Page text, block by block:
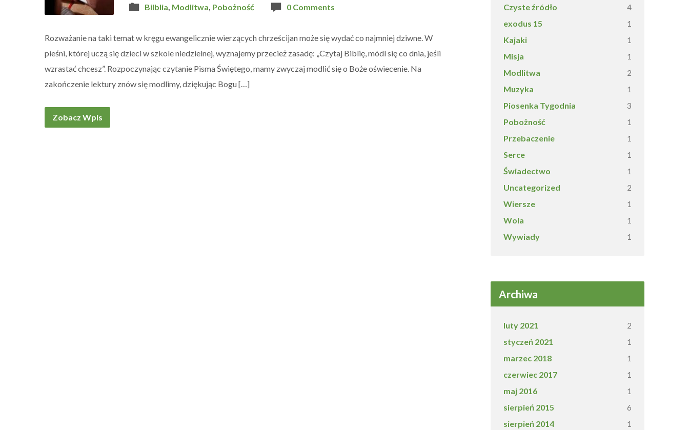
Bilblia, Modlitwa, Pobożność 0 Comments
Rozważanie na taki temat w kręgu ewangelicznie wierzących chrześcijan może się wydać co najmniej dziwne. W
pieśni, której uczą się dzieci w szkole niedzielnej, wyznajemy przecież zasadę: „Czytaj Biblię, módl się co dnia, jeśli
wzrastać chcesz”. Rozpoczynając czytanie Pisma Świętego, mamy zwyczaj modlić się o Boże oświecenie. Na
zakończenie lektury znów się modlimy, dziękując Bogu […]
Zobacz Wpis
Czyste źródło 4
exodus 15 1
Kajaki 1
Misja 1
Modlitwa 2
Muzyka 1
Piosenka Tygodnia 3
Pobożność 1
Przebaczenie 1
Serce 1
Świadectwo 1
Uncategorized 2
Wiersze 1
Wola 1
Wywiady 1
Archiwa
luty 2021 2
styczeń 2021 1
marzec 2018 1
czerwiec 2017 1
maj 2016 1
sierpień 2015 6
sierpień 2014 1